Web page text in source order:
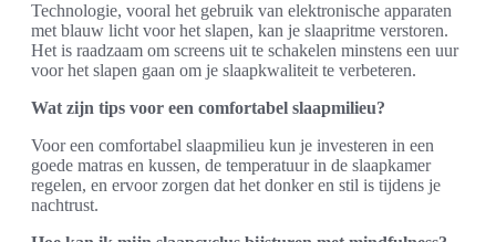
Technologie, vooral het gebruik van elektronische apparaten
met blauw licht voor het slapen, kan je slaapritme verstoren.
Het is raadzaam om screens uit te schakelen minstens een uur
voor het slapen gaan om je slaapkwaliteit te verbeteren.
Wat zijn tips voor een comfortabel slaapmilieu?
Voor een comfortabel slaapmilieu kun je investeren in een
goede matras en kussen, de temperatuur in de slaapkamer
regelen, en ervoor zorgen dat het donker en stil is tijdens je
nachtrust.